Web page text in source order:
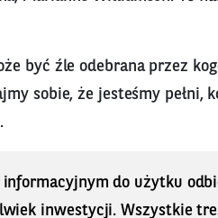
być źle odebrana przez
sobie, że jesteśmy pełni,
do użytku
inwestycji. Wszystkie